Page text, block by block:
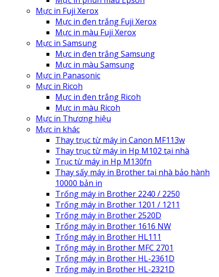
Mực in Fuji Xerox
Mực in đen trắng Fuji Xerox
Mực in màu Fuji Xerox
Mực in Samsung
Mực in đen trắng Samsung
Mực in màu Samsung
Mực in Panasonic
Mực in Ricoh
Mực in đen trắng Ricoh
Mực in màu Ricoh
Mực in Thương hiệu
Mực in khác
Thay trục từ máy in Canon MF113w
Thay trục từ máy in Hp M102 tại nhà
Trục từ máy in Hp M130fn
Thay sấy máy in Brother tại nhà bảo hành
10000 bản in
Trống máy in Brother 2240 / 2250
Trống máy in Brother 1201 / 1211
Trống máy in Brother 2520D
Trống máy in Brother 1616 NW
Trống máy in Brother HL111
Trống máy in Brother MFC 2701
Trống máy in Brother HL-2361D
Trống máy in Brother HL-2321D